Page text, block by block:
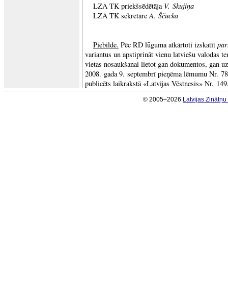
LZA TK priekšsēdētāja V. Skujiņa
LZA TK sekretāreA. Ščucka
Piebilde. Pēc RD lūguma atkārtoti izskatīt
variantus un apstiprināt vienu latviešu valodas
vietas nosaukšanai lietot gan dokumentos, gan
2008. gada 9. septembrī pieņēma lēmumu Nr.
publicēts laikrakstā «Latvijas Vēstnesis» Nr.
© 2005–2026 Latvijas